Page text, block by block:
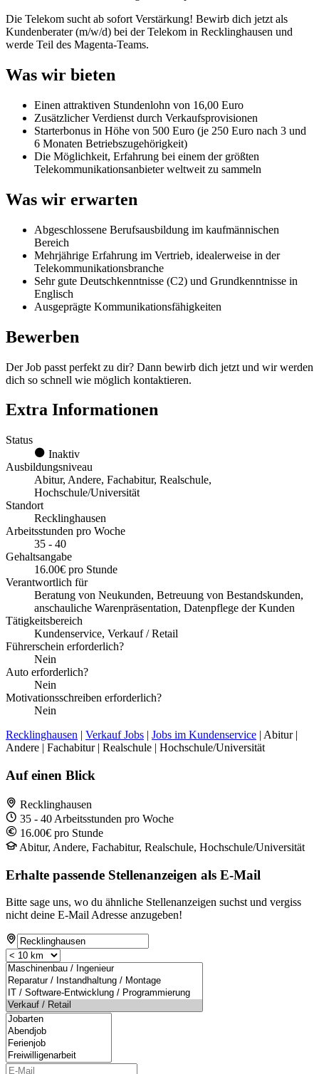
Die Telekom sucht ab sofort Verstärkung! Bewirb dich jetzt als
Kundenberater (m/w/d) bei der Telekom in Recklinghausen und
werde Teil des Magenta-Teams.
Was wir bieten
Einen attraktiven Stundenlohn von 16,00 Euro
Zusätzlicher Verdienst durch Verkaufsprovisionen
Starterbonus in Höhe von 500 Euro (je 250 Euro nach 3 und
6 Monaten Betriebszugehörigkeit)
Die Möglichkeit, Erfahrung bei einem der größten
Telekommunikationsanbieter weltweit zu sammeln
Was wir erwarten
Abgeschlossene Berufsausbildung im kaufmännischen
Bereich
Mehrjährige Erfahrung im Vertrieb, idealerweise in der
Telekommunikationsbranche
Sehr gute Deutschkenntnisse (C2) und Grundkenntnisse in
Englisch
Ausgeprägte Kommunikationsfähigkeiten
Bewerben
Der Job passt perfekt zu dir? Dann bewirb dich jetzt und wir werden
dich so schnell wie möglich kontaktieren.
Extra Informationen
Status
Inaktiv
Ausbildungsniveau
Abitur, Andere, Fachabitur, Realschule,
Hochschule/Universität
Standort
Recklinghausen
Arbeitsstunden pro Woche
35 - 40
Gehaltsangabe
16.00€ pro Stunde
Verantwortlich für
Beratung von Neukunden, Betreuung von Bestandskunden,
anschauliche Warenpräsentation, Datenpflege der Kunden
Tätigkeitsbereich
Kundenservice, Verkauf / Retail
Führerschein erforderlich?
Nein
Auto erforderlich?
Nein
Motivationsschreiben erforderlich?
Nein
Recklinghausen | Verkauf Jobs | Jobs im Kundenservice | Abitur |
Andere | Fachabitur | Realschule | Hochschule/Universität
Auf einen Blick
Recklinghausen
35 - 40 Arbeitsstunden pro Woche
16.00€ pro Stunde
Abitur, Andere, Fachabitur, Realschule, Hochschule/Universität
Erhalte passende Stellenanzeigen als E-Mail
Bitte sage uns, wo du ähnliche Stellenanzeigen suchst und vergiss
nicht deine E-Mail Adresse anzugeben!